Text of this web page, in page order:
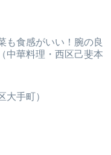
も食感がいい！腕の良
中華料理・西区己斐本
大手町）